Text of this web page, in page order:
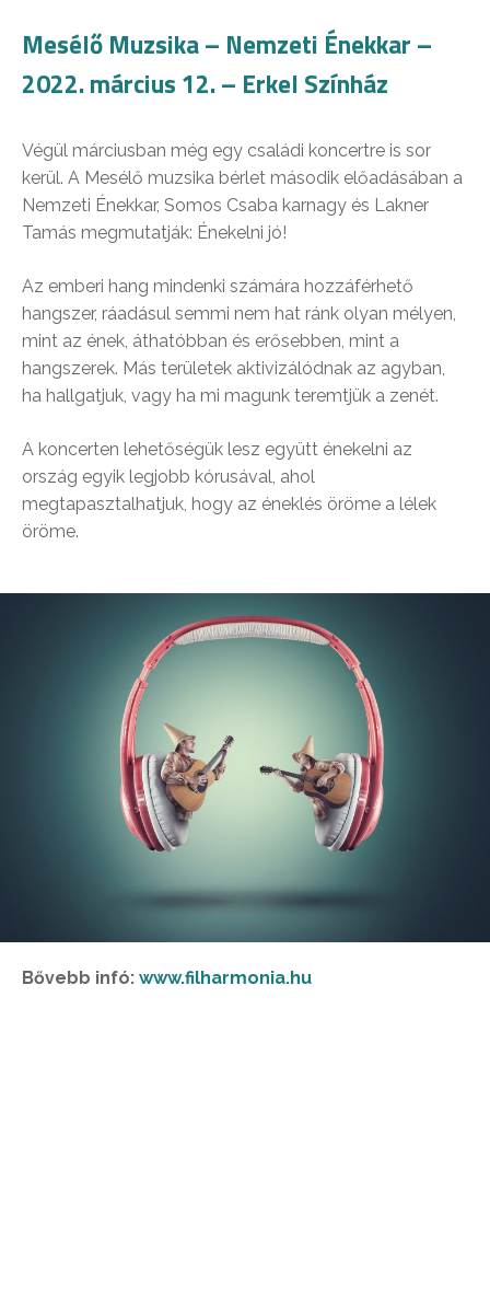
Mesélő Muzsika – Nemzeti Énekkar –
2022. március 12. – Erkel Színház
Végül márciusban még egy családi koncertre is sor
kerül. A Mesélő muzsika bérlet második előadásában a
Nemzeti Énekkar, Somos Csaba karnagy és Lakner
Tamás megmutatják: Énekelni jó!
Az emberi hang mindenki számára hozzáférhető
hangszer, ráadásul semmi nem hat ránk olyan mélyen,
mint az ének, áthatóbban és erősebben, mint a
hangszerek. Más területek aktivizálódnak az agyban,
ha hallgatjuk, vagy ha mi magunk teremtjük a zenét.
A koncerten lehetőségük lesz együtt énekelni az
ország egyik legjobb kórusával, ahol
megtapasztalhatjuk, hogy az éneklés öröme a lélek
öröme.
Bővebb infó: www.filharmonia.hu